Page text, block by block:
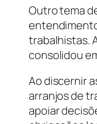
Outro tema
trabalhistas.
consolidou
Ao discernir
arranjos de
apoiar